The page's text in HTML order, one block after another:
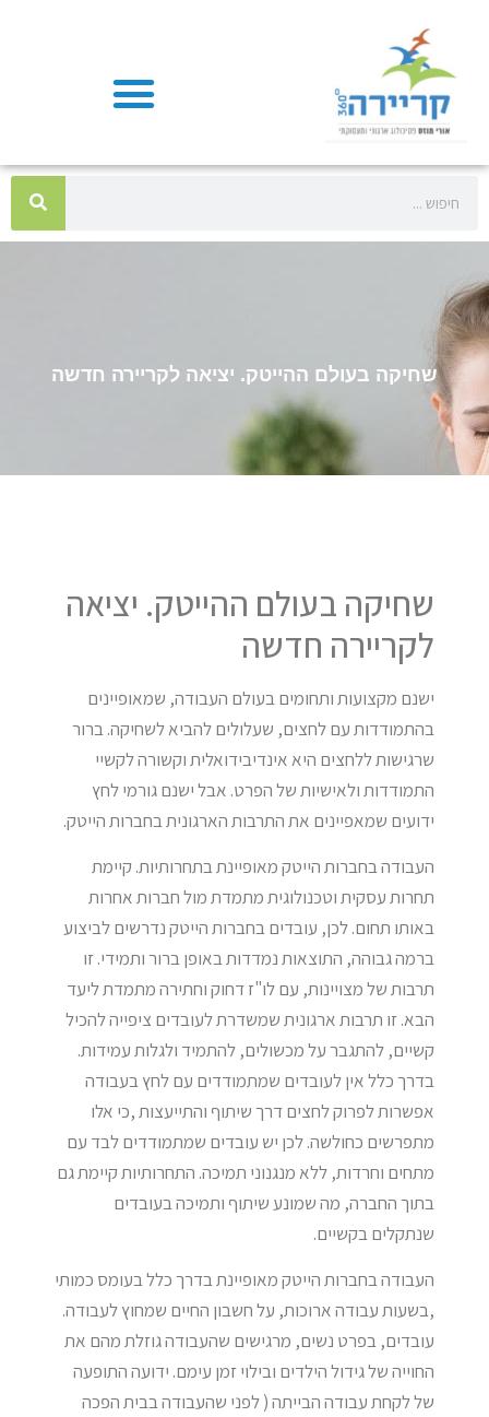
שחיקה בעולם ההייטק. יציאה לקריירה חדשה
שחיקה בעולם ההייטק. יציאה
לקריירה חדשה
ישנם מקצועות ותחומים בעולם העבודה, שמאופיינים
בהתמודדות עם לחצים, שעלולים להביא לשחיקה. ברור
שרגישות ללחצים היא אינדיבידואלית וקשורה לקשיי
התמודדות ולאישיות של הפרט. אבל ישנם גורמי לחץ
ידועים שמאפיינים את התרבות הארגונית בחברות הייטק.
העבודה בחברות הייטק מאופיינת בתחרותיות. קיימת
תחרות עסקית וטכנולוגית מתמדת מול חברות אחרות
באותו תחום. לכן, עובדים בחברות הייטק נדרשים לביצוע
ברמה גבוהה, התוצאות נמדדות באופן ברור ותמידי. זו
תרבות של מצויינות, עם לו"ז דחוק וחתירה מתמדת ליעד
הבא. זו תרבות ארגונית שמשדרת לעובדים ציפייה להכיל
קשיים, להתגבר על מכשולים, להתמיד ולגלות עמידות.
בדרך כלל אין לעובדים שמתמודדים עם לחץ בעבודה
אפשרות לפרוק לחצים דרך שיתוף והתייעצות ,כי אלו
מתפרשים כחולשה. לכן יש עובדים שמתמודדים לבד עם
מתחים וחרדות, ללא מנגנוני תמיכה. התחרותיות קיימת גם
בתוך החברה, מה שמונע שיתוף ותמיכה בעובדים
שנתקלים בקשיים.
העבודה בחברות הייטק מאופיינת בדרך כלל בעומס כמותי
,בשעות עבודה ארוכות, על חשבון החיים שמחוץ לעבודה.
עובדים, בפרט נשים, מרגישים שהעבודה גוזלת מהם את
החוייה של גידול הילדים ובילוי זמן עימם. ידועה התופעה
של לקחת עבודה הבייתה ( לפני שהעבודה בבית הפכה